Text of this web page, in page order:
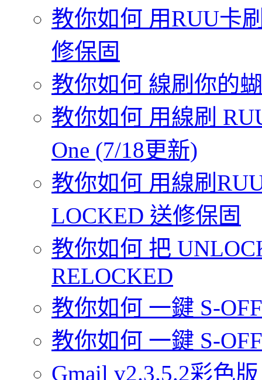
教你如何 用RUU卡
修保固
教你如何 線刷你的
教你如何 用線刷
One (7/18更新)
教你如何 用線刷
LOCKED 送修保固
教你如何 把
RELOCKED
教你如何 一鍵 S-
教你如何 一鍵 S-
Gmail v2.3.5.2彩色